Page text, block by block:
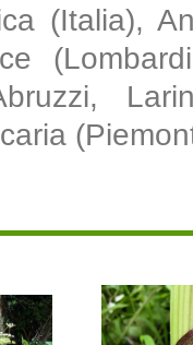
(Italia),